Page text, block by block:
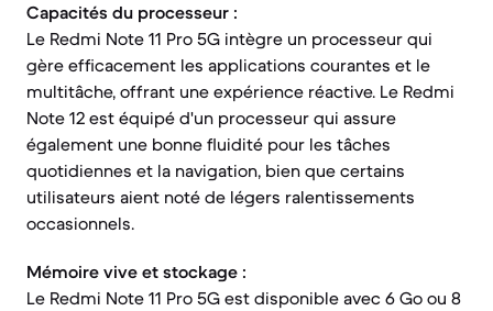
Capacités du processeur :
Le Redmi Note 11 Pro 5G intègre un processeur qui
gère efficacement les applications courantes et le
multitâche, offrant une expérience réactive. Le Redmi
Note 12 est équipé d'un processeur qui assure
également une bonne fluidité pour les tâches
quotidiennes et la navigation, bien que certains
utilisateurs aient noté de légers ralentissements
occasionnels.
Mémoire vive et stockage :
Le Redmi Note 11 Pro 5G est disponible avec 6 Go ou 8